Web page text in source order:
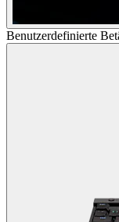
Benutzerdefinierte